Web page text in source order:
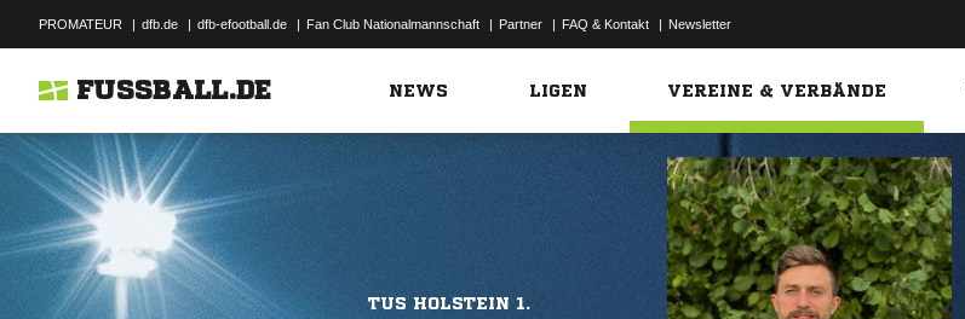
PROMATEUR | dfb.de | dfb-efootball.de | Fan Club Nationalmannschaft | Partner | FAQ & Kontakt | Newsletter
FUSSBALL.DE NEWS LIGEN VEREINE & VERBÄNDE
TUS HOLSTEIN 1.